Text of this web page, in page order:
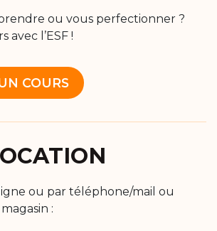
ou vous perfectionner ?
avec l’ESF !
COURS
ou par téléphone/mail ou
: